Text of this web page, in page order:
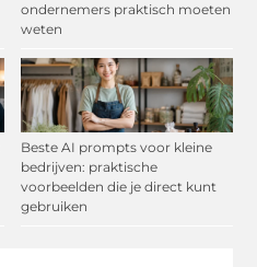
ondernemers praktisch moeten
weten
Beste AI prompts voor kleine
bedrijven: praktische
voorbeelden die je direct kunt
gebruiken